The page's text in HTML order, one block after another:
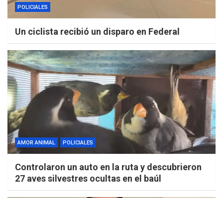
POLICIALES
Un ciclista recibió un disparo en Federal
AMOR ANIMAL POLICIALES
Controlaron un auto en la ruta y descubrieron
27 aves silvestres ocultas en el baúl